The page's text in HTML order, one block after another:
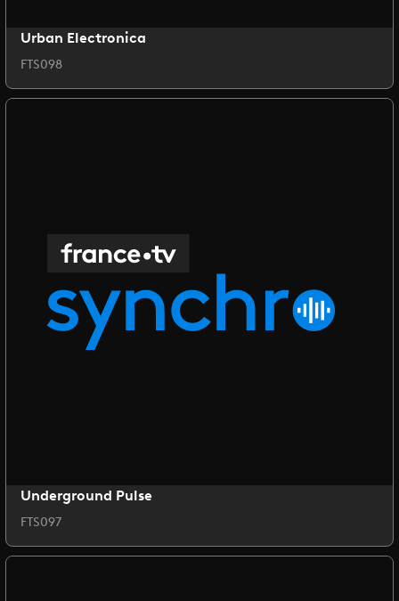
Urban Electronica
FTS098
Underground Pulse
FTS097